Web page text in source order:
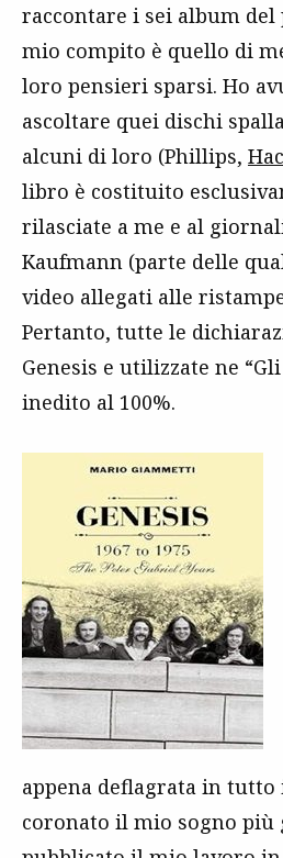
raccontare i sei album del
mio compito è quello di
loro pensieri sparsi. Ho
ascoltare quei dischi
alcuni di loro (Phillips,
libro è costituito
rilasciate a me e al
Kaufmann (parte delle
video allegati alle
Pertanto, tutte le
Genesis e utilizzate ne
inedito al 100%.
appena deflagrata in
coronato il mio sogno più